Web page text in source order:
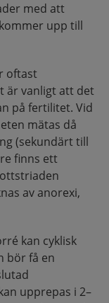
med att
upp till
oftast
är vanligt att det
på fertilitet. Vid
mätas då
(sekundärt till
finns ett
av anorexi,
kan cyklisk
bör få en
upprepas i 2–